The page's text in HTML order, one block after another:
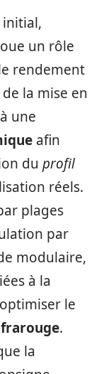
un rôle
rendement
la mise en
une
afin
du profil
réels.
plages
par
modulaire,
à la
le
.
la